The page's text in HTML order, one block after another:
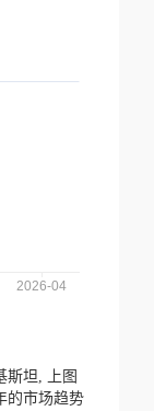
斯坦,
上图
的市场趋势